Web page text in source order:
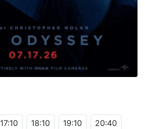
17:10 18:10 19:10 20:40